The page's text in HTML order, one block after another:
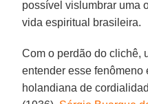
possível vislumbrar uma
vida espiritual brasileira.
Com o perdão do clichê,
entender esse
holandiana de